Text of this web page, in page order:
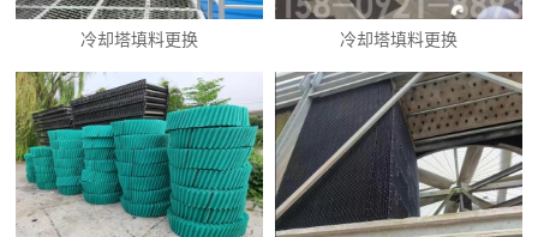
冷却塔填料更换 冷却塔填料更换